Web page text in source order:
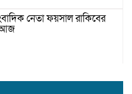
নেতা ফয়সাল রাকিবের
আজ